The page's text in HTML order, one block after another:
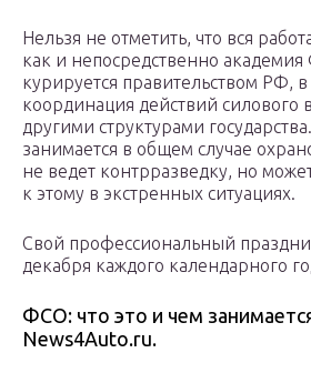
Нельзя не отметить, что вся
как и непосредственно
курируется правительством РФ,
координация действий силового
другими структурами
занимается в общем случае
не ведет контрразведку, но
к этому в экстренных ситуациях.
Свой профессиональный
декабря каждого календарного
ФСО: что это и чем
News4Auto.ru.